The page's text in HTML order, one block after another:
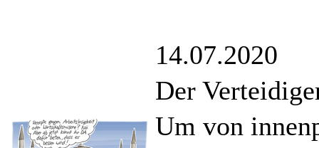
14.07.2020
Der
Um von